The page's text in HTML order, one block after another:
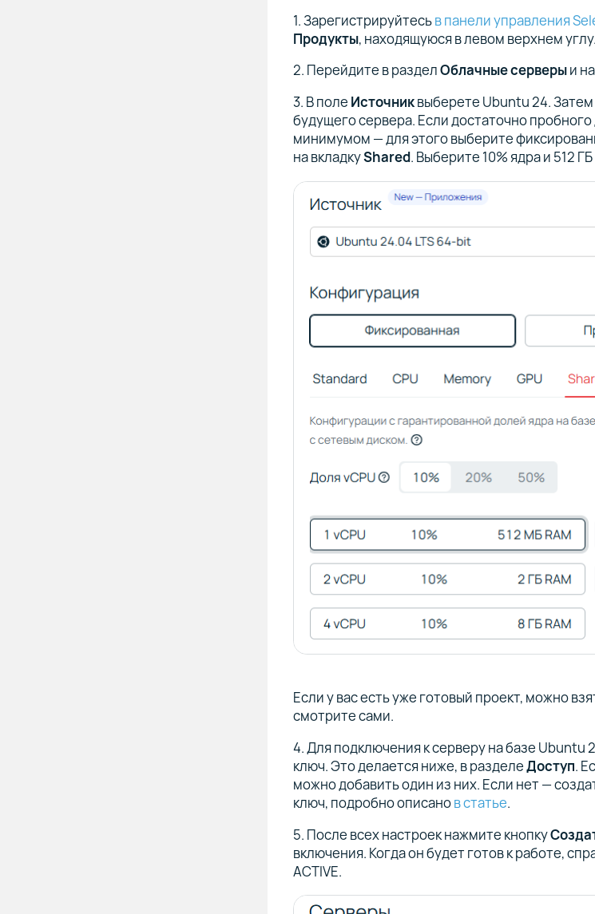
1. Зарегистрируйтесьв панели управления
Продукты, находящуюся в левом верхнем углу.
2. Перейдите в разделОблачные серверыи
3. В поле Источниквыберете Ubuntu 24.
будущего сервера. Если достаточно
минимумом — для этого выберите
на вкладкуShared. Выберите 10% ядра и 512
Если у вас есть уже готовый проект, можно
смотрите сами.
4. Для подключения к серверу на базе Ubuntu
ключ. Это делается ниже, в разделеДоступ.
можно добавить один из них. Если нет —
ключ, подробно описанов статье.
5. После всех настроек нажмите кнопку
включения. Когда он будет готов к работе,
ACTIVE.